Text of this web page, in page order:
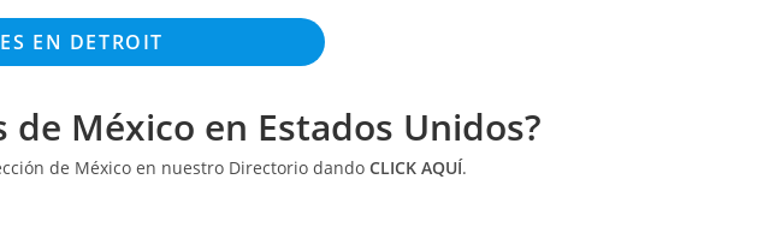
EN DETROIT
México en Estados Unidos?
de México en nuestro Directorio dando CLICK AQUÍ.